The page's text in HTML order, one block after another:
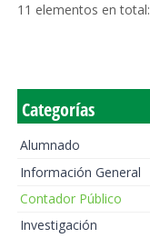
11 elementos en total:
Categorías
Alumnado
Información General
Contador Público
Investigación